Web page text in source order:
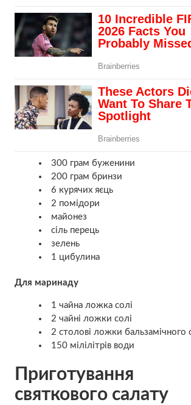
300 грам буженини
200 грам бринзи
6 курячих яєць
2 помідори
майонез
сіль перець
зелень
1 цибулина
Для маринаду
1 чайна ложка солі
2 чайні ложки солі
2 столові ложки бальзамічного
150 мілілітрів води
Приготування
святкового салату